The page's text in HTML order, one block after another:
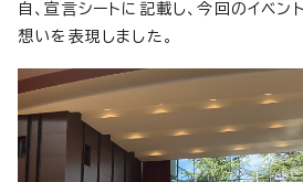
自、宣言シートに記載し、今回のイベ
想いを表現しました。